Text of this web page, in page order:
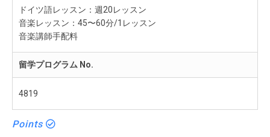
ドイツ語レッスン：週20レッスン
音楽レッスン：45〜60分/1レッスン
音楽講師手配料
留学プログラム No.
4819
Points